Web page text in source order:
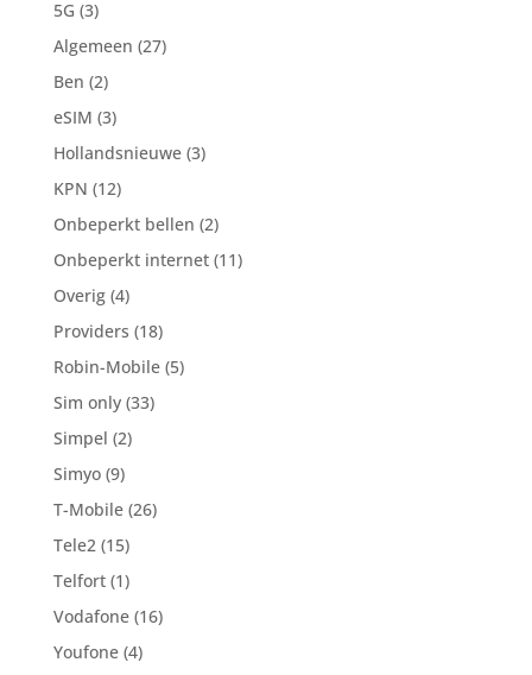
5G (3)
Algemeen (27)
Ben (2)
eSIM (3)
Hollandsnieuwe(3)
KPN (12)
Onbeperkt bellen (2)
Onbeperkt internet(11)
Overig(4)
Providers (18)
Robin-Mobile(5)
Sim only(33)
Simpel (2)
Simyo(9)
T-Mobile(26)
Tele2(15)
Telfort(1)
Vodafone(16)
Youfone(4)